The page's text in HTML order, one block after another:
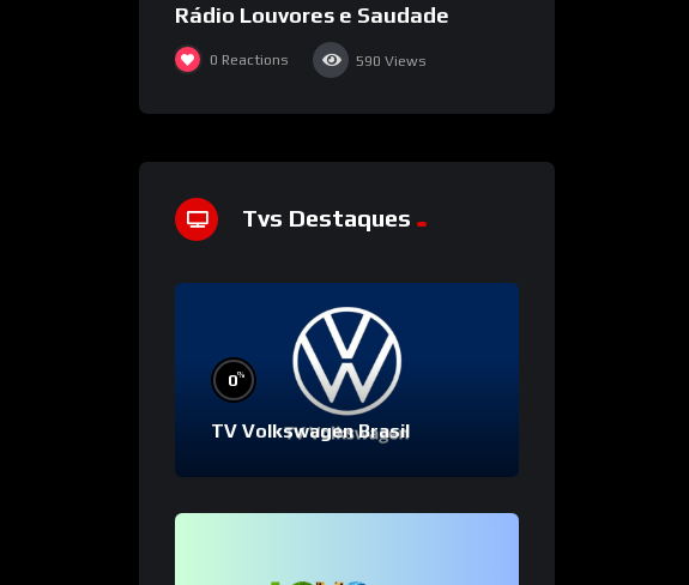
Rádio Louvores e Saudade
0 Reactions 590 Views
Tvs Destaques
0%
TV Volkswagen Brasil